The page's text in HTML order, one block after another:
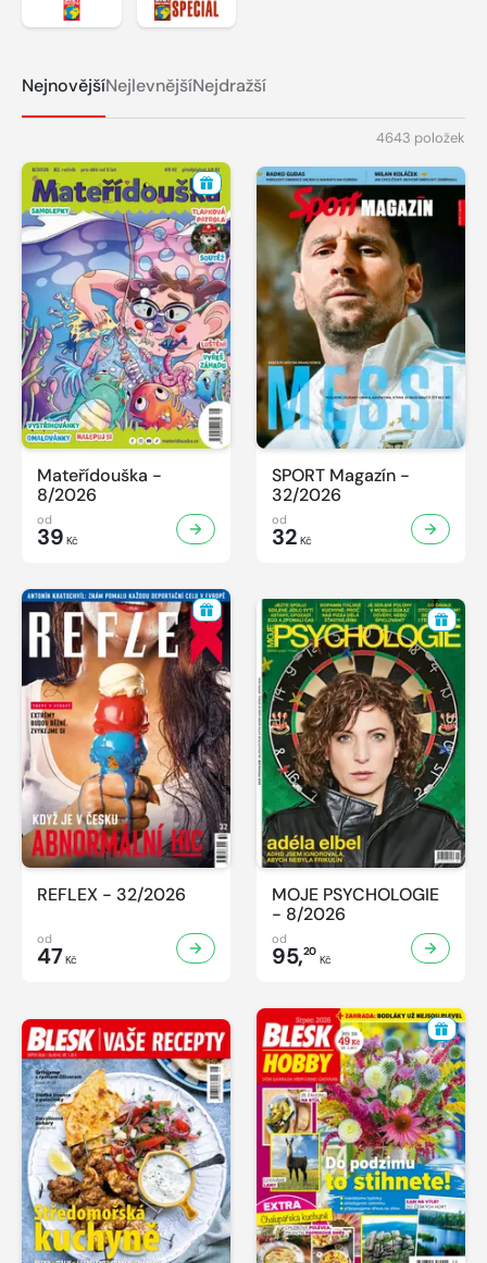
Zobrazit detail titulu Svět motorů
Zobrazit detail titulu Svět motorů
NejnovějšíNejlevnějšíNejdražší
4643 položek
Mateřídouška -
8/2026
od
39 Kč
SPORT Magazín -
32/2026
od
32 Kč
REFLEX - 32/2026
od
47 Kč
MOJE PSYCHOLOGIE
- 8/2026
od
95,20
Kč